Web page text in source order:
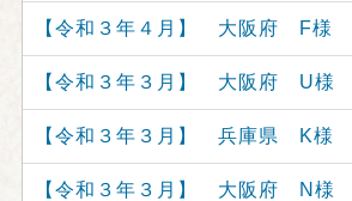
【令和３年４月】 大阪府 F様
【令和３年３月】 大阪府 U様
【令和３年３月】 兵庫県 K様
【令和３年３月】 大阪府 N様